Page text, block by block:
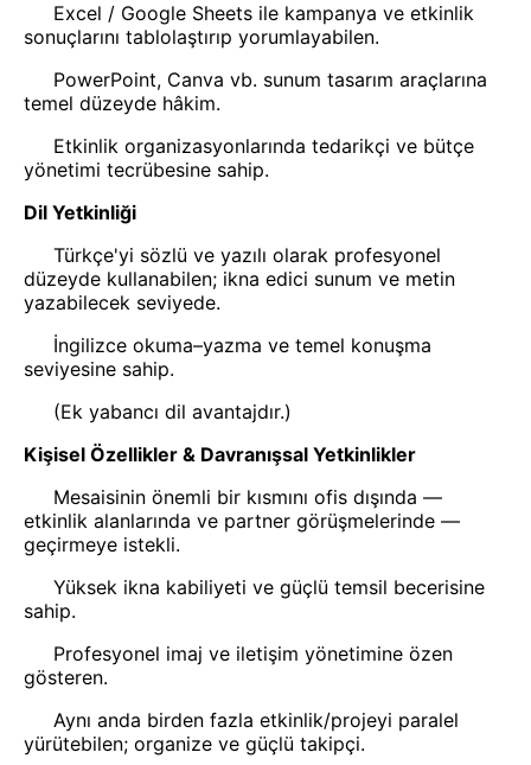
Excel / Google Sheets ile kampanya ve etkinlik
sonuçlarını tablolaştırıp yorumlayabilen.
PowerPoint, Canva vb. sunum tasarım araçlarına
temel düzeyde hâkim.
Etkinlik organizasyonlarında tedarikçi ve bütçe
yönetimi tecrübesine sahip.
Dil Yetkinliği
Türkçe'yi sözlü ve yazılı olarak profesyonel
düzeyde kullanabilen; ikna edici sunum ve metin
yazabilecek seviyede.
İngilizce okuma–yazma ve temel konuşma
seviyesine sahip.
(Ek yabancı dil avantajdır.)
Kişisel Özellikler & Davranışsal Yetkinlikler
Mesaisinin önemli bir kısmını ofis dışında —
etkinlik alanlarında ve partner görüşmelerinde —
geçirmeye istekli.
Yüksek ikna kabiliyeti ve güçlü temsil becerisine
sahip.
Profesyonel imaj ve iletişim yönetimine özen
gösteren.
Aynı anda birden fazla etkinlik/projeyi paralel
yürütebilen; organize ve güçlü takipçi.